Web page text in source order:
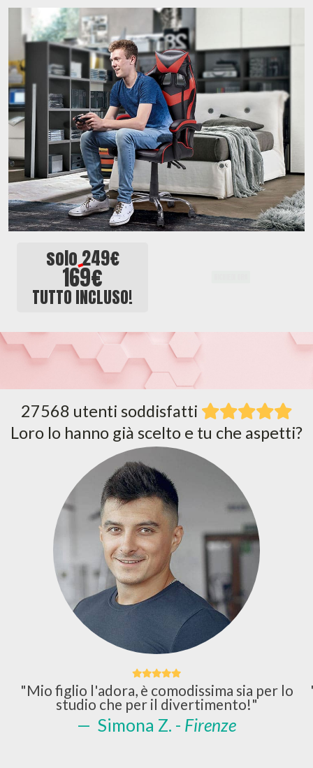
solo249€
169€
TUTTO INCLUSO!
27568 utenti soddisfatti
Loro lo hanno già scelto e tu che aspetti?
"Mio figlio l'adora, è comodissima sia per lo
studio che per il divertimento!"
Simona Z. - Firenze